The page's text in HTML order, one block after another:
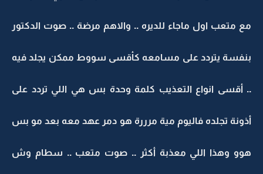
مع متعب اول ماجاء للديره .. والاهم مرضة .. صوت الدكتور
بنفسة يتردد على مسامعه كأقسى سووط ممكن يجلد فيه
.. أقسى انواع التعذيب كلمة وحدة بس هي اللي تردد على
أذونة تجلده فاليوم مية مرررة هو دمر عهد معه بعد مو بس
هوو وهذا اللي معذبة أكثر .. صوت متعب .. سطام وش